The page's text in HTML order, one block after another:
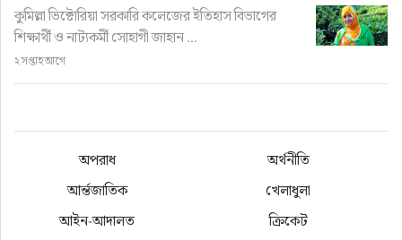
কুমিল্লা ভিক্টোরিয়া সরকারি কলেজের ইতিহাস বিভাগের
শিক্ষার্থী ও নাট্যকর্মী সোহাগী জাহান ...
২ সপ্তাহ আগে
অপরাধ
অর্থনীতি
আর্ন্তজাতিক
খেলাধুলা
আইন-আদালত
ক্রিকেট